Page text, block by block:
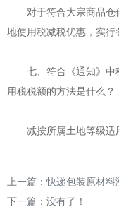
对于符合大宗商品仓
地使用税减税优惠，实行
七、符合《通知》中
用税税额的方法是什么？
减按所属土地等级适用
上一篇：快递包装原材料
下一篇：没有了！